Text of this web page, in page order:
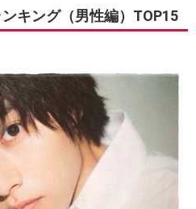
キング（男性編）TOP15